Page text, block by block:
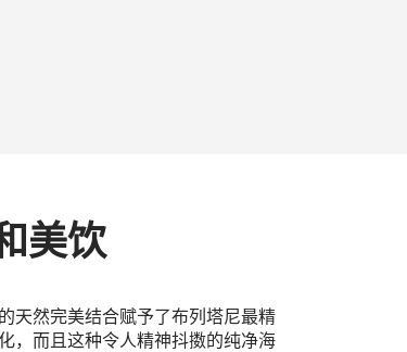
美饮
天然完美结合赋予了布列塔尼最精
，而且这种令人精神抖擞的纯净海